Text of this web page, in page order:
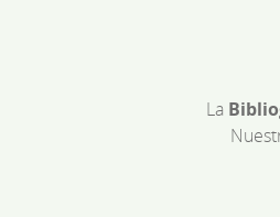
La